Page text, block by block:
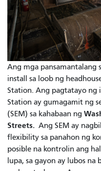
Ang mga pansamantalang
install sa loob ng
Station. Ang pagtatayo ng
Station ay gumagamit ng
(SEM) sa kahabaan ng
Streets. Ang SEM ay
flexibility sa panahon ng
posible na kontrolin ang
lupa, sa gayon ay lubos